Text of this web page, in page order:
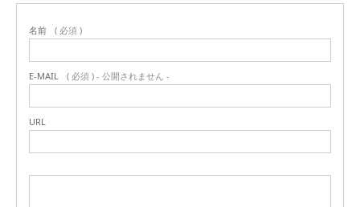
名前 ( 必須 )
E-MAIL ( 必須 ) - 公開されません -
URL